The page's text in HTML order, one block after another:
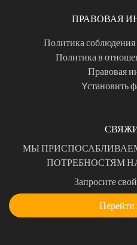
ПРАВОВАЯ
Политика
Политика в
Правовая
Yстановить
МЫ
ПОТРЕБНОСТЯМ
Запросите
Перейти